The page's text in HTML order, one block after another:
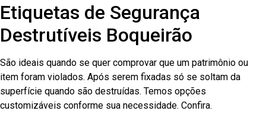
Etiquetas de Segurança
Destrutíveis Boqueirão
São ideais quando se quer comprovar que um patrimônio ou
item foram violados. Após serem fixadas só se soltam da
superfície quando são destruídas. Temos opções
customizáveis conforme sua necessidade. Confira.